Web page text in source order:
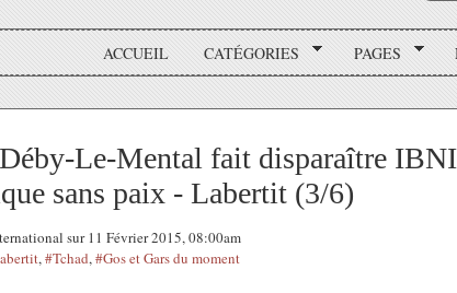
ACCUEIL CATÉGORIES PAGES
Le-Mental fait disparaître
sans paix - Labertit (3/6)
sur 11 Février 2015, 08:00am
,#Tchad,#Gos et Gars du moment